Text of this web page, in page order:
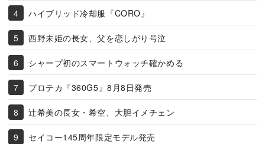
ハイブリッド冷却服『CORO』
西野未姫の長女、父を恋しがり号泣
シャープ初のスマートウォッチ確かめる
プロテカ『360G5』8月8日発売
辻希美の長女・希空、大胆イメチェン
セイコー145周年限定モデル発売